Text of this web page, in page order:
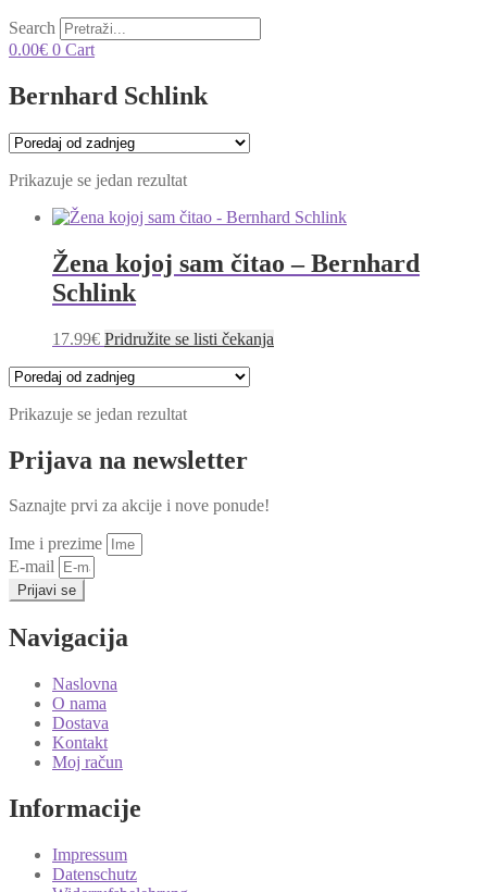
Search
0.00€ 0 Cart
Bernhard Schlink
Prikazuje se jedan rezultat
Žena kojoj sam čitao – Bernhard
Schlink
17.99€ Pridružite se listi čekanja
Prikazuje se jedan rezultat
Prijava na newsletter
Saznajte prvi za akcije i nove ponude!
Ime i prezime
E-mail
Prijavi se
Navigacija
Naslovna
O nama
Dostava
Kontakt
Moj račun
Informacije
Impressum
Datenschutz